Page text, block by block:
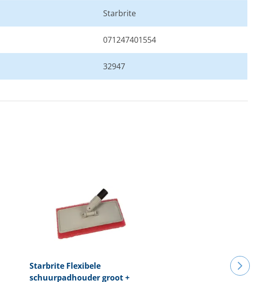
Starbrite
071247401554
32947
StarbriteFlexibele
schuurpadhouder groot +